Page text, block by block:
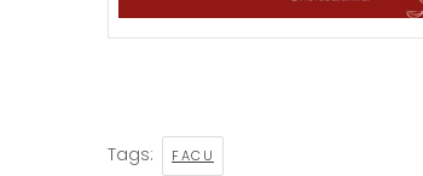
Tags: FACU